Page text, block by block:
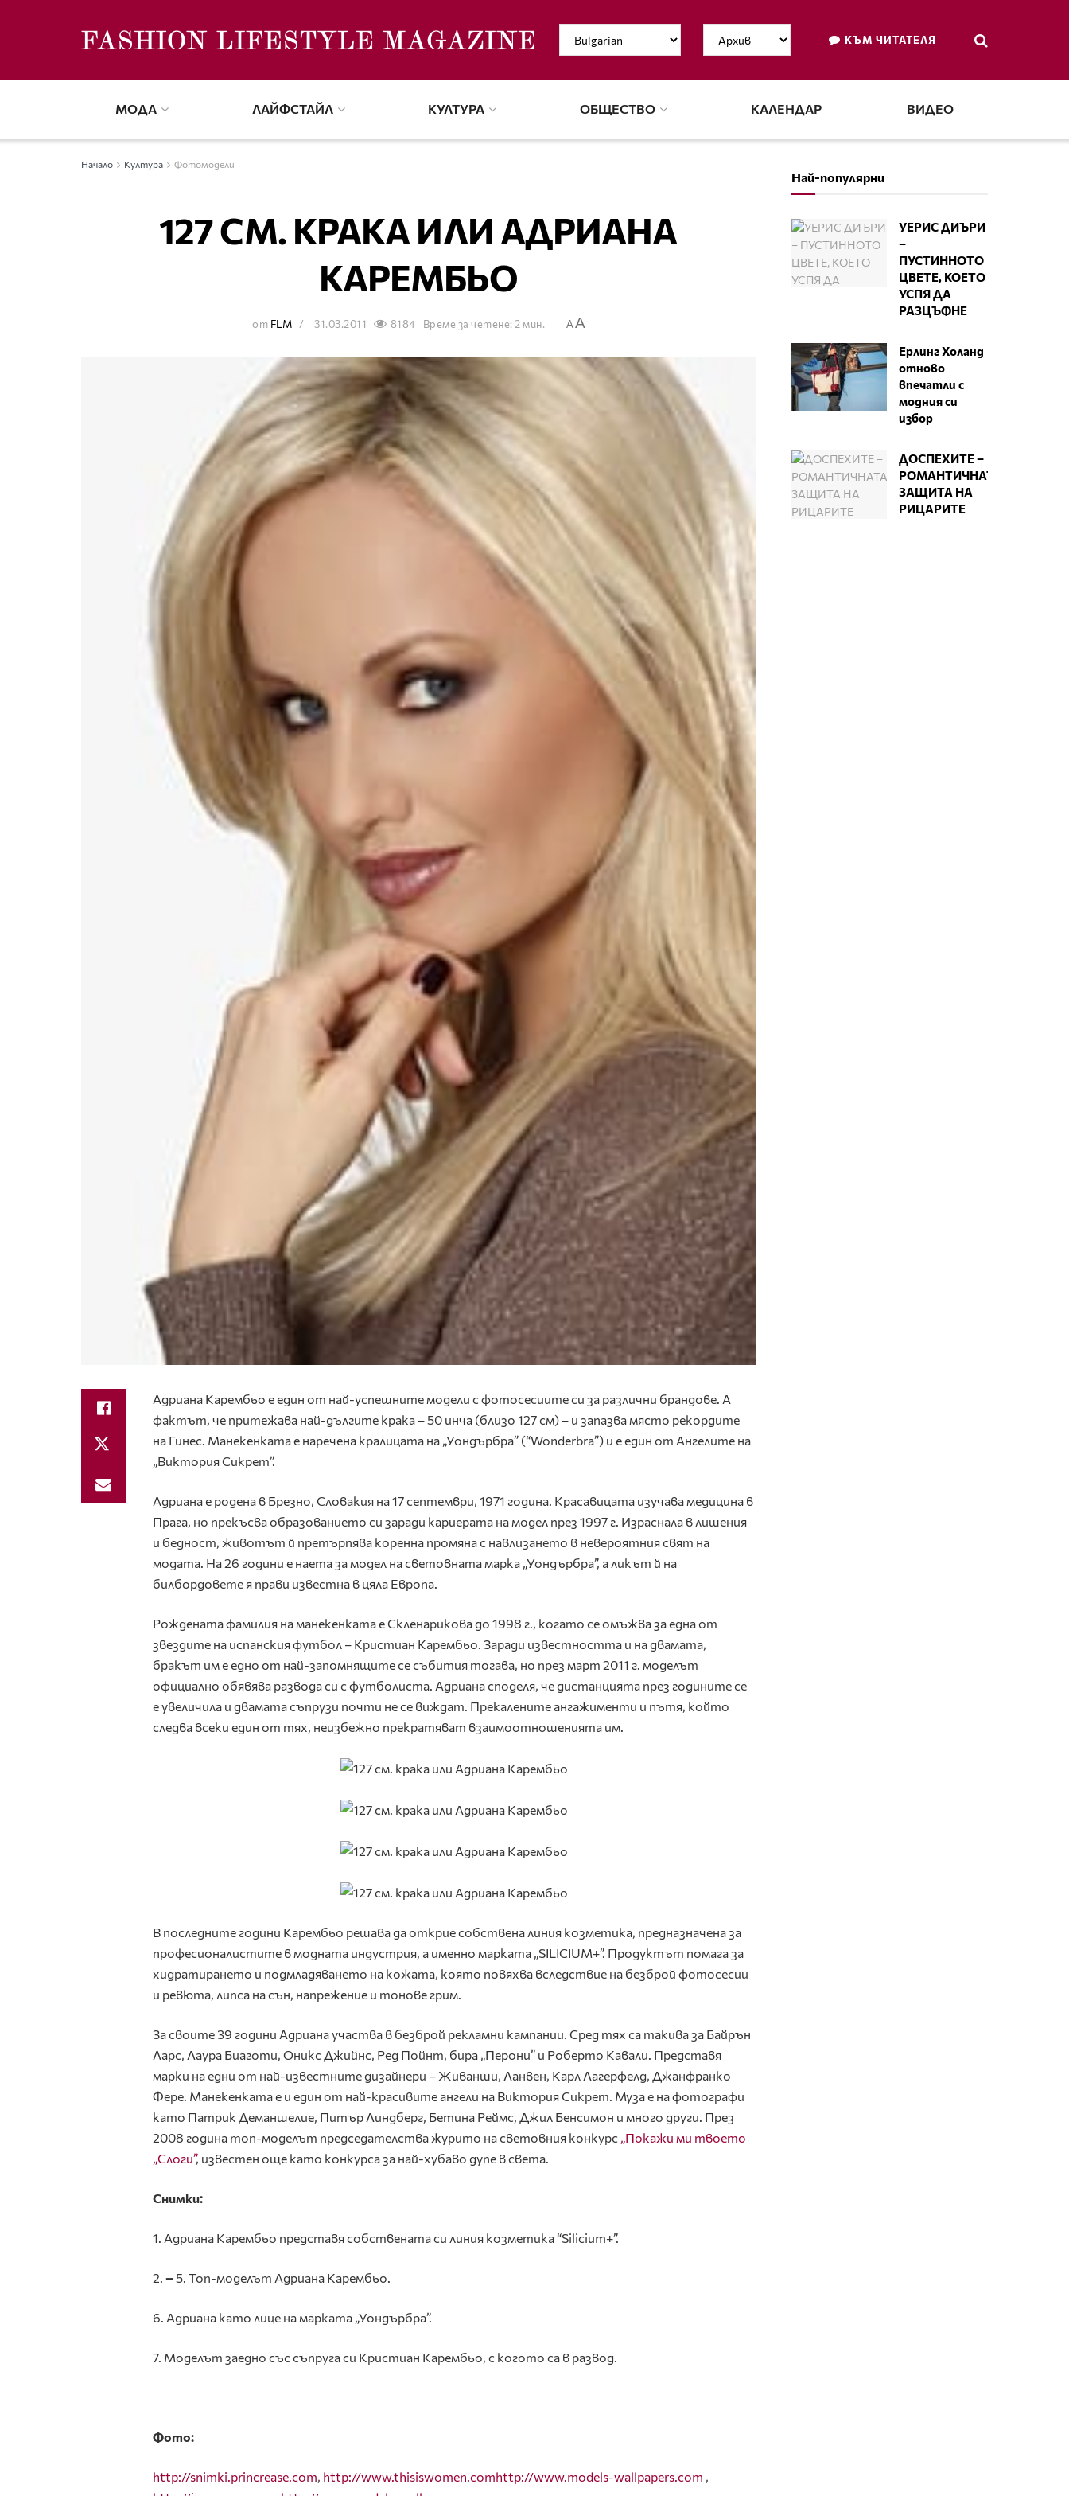
КЪМ ЧИТАТЕЛЯ
МОДА ЛАЙФСТАЙЛ КУЛТУРА ОБЩЕСТВО КАЛЕНДАР ВИДЕО
Начало Култура Фотомодели
127 СМ. КРАКА ИЛИ АДРИАНА
КАРЕМБЬО
от FLM 31.03.2011 8184 Време за четене: 2 мин. AA
Адриана Карембьо е един от най-успешните модели с фотосесиите си за различни брандове. А
фактът, че притежава най-дългите крака – 50 инча (близо 127 см) – и запазва място рекордите
на Гинес. Манекенката е наречена кралицата на „Уондърбра” (“Wonderbra”) и е един от Ангелите на
„Виктория Сикрет”.
Адриана е родена в Брезно, Словакия на 17 септември, 1971 година. Красавицата изучава медицина в
Прага, но прекъсва образованието си заради кариерата на модел през 1997 г. Израснала в лишения
и бедност, животът й претърпява коренна промяна с навлизането в невероятния свят на
модата. На 26 години е наета за модел на световната марка „Уондърбра”, а ликът й на
билбордовете я прави известна в цяла Европа.
Рождената фамилия на манекенката е Скленарикова до 1998 г., когато се омъжва за една от
звездите на испанския футбол – Кристиан Карембьо. Заради известността и на двамата,
бракът им е едно от най-запомнящите се събития тогава, но през март 2011 г. моделът
официално обявява развода си с футболиста. Адриана споделя, че дистанцията през годините се
е увеличила и двамата съпрузи почти не се виждат. Прекалените ангажименти и пътя, който
следва всеки един от тях, неизбежно прекратяват взаимоотношенията им.
В последните години Карембьо решава да открие собствена линия козметика, предназначена за
професионалистите в модната индустрия, а именно марката „SILICIUM+”. Продуктът помага за
хидратирането и подмладяването на кожата, която повяхва вследствие на безброй фотосесии
и ревюта, липса на сън, напрежение и тонове грим.
За своите 39 години Адриана участва в безброй рекламни кампании. Сред тях са такива за Байрън
Ларс, Лаура Биаготи, Оникс Джийнс, Ред Пойнт, бира „Перони” и Роберто Кавали. Представя
марки на едни от най-известните дизайнери – Живанши, Ланвен, Карл Лагерфелд, Джанфранко
Фере. Манекенката е и един от най-красивите ангели на Виктория Сикрет. Муза е на фотографи
като Патрик Деманшелие, Питър Линдберг, Бетина Реймс, Джил Бенсимон и много други. През
2008 година топ-моделът председателства журито на световния конкурс „Покажи ми твоето
„Слоги”, известен още като конкурса за най-хубаво дупе в света.
Снимки:
1. Адриана Карембьо представя собствената си линия козметика “Silicium+”.
2. – 5. Топ-моделът Адриана Карембьо.
6. Адриана като лице на марката „Уондърбра”.
7. Моделът заедно със съпруга си Кристиан Карембьо, с когото са в развод.
Фото:
http://snimki.princrease.com, http://www.thisiswomen.comhttp://www.models-wallpapers.com ,
Най-популярни
УЕРИС ДИЪРИ
–
ПУСТИННОТО
ЦВЕТЕ, КОЕТО
УСПЯ ДА
РАЗЦЪФНЕ
Ерлинг Холанд
отново
впечатли с
модния си
избор
ДОСПЕХИТЕ –
РОМАНТИЧНАТА
ЗАЩИТА НА
РИЦАРИТЕ